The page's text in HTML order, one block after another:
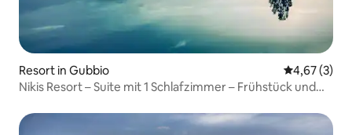
Resort in Gubbio
4,67 (3)
Nikis Resort – Suite mit 1 Schlafzimmer – Frühstück und